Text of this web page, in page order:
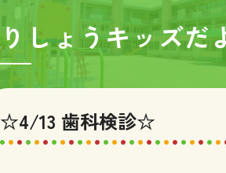
りしょうキッズだ
☆4/13 歯科検診☆